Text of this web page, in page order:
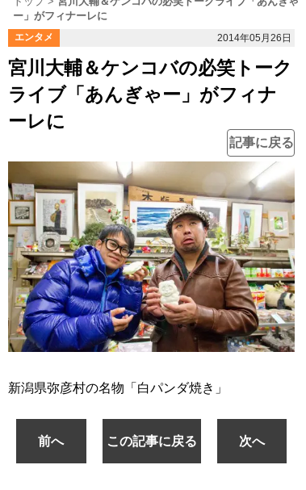
ー」がフィナーレに
エンタメ 2014年05月26日
宮川大輔＆ケンコバの必笑トーク
ライブ「あんぎゃー」がフィナ
ーレに
記事に戻る
新潟県弥彦村の名物「白パンダ焼き」
前へ この記事に戻る 次へ